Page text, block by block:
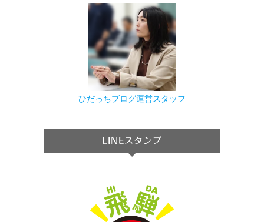
ひだっちブログ運営スタッフ
LINEスタンプ